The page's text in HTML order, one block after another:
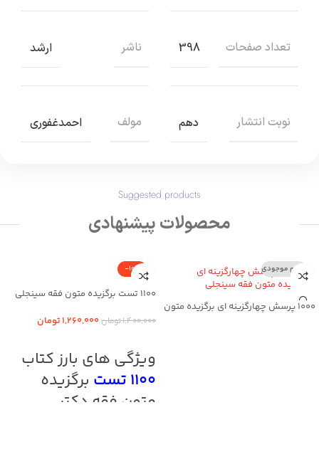
تعداد صفحات 398 ناشر ارشد
نوبت انتشار دهم مولف احمدغفوری
Suggested products
محصولات پیشنهادی
اتمام موجودی
1000 پرسش چهارگزینه ای برگزیده متون
-10%
1100 تست برگزیده متون فقه سینجلی
1,400,000تومان1,260,000تومان
ویژگی های بارز کتاب
1100 تست
برگزیده
متون فقه دکتر